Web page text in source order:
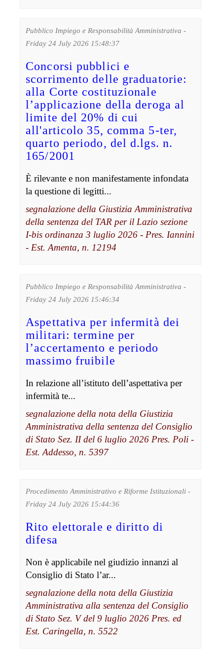
Pubblico Impiego e Responsabilità Amministrativa -
Friday 24 July 2026 15:48:37
Concorsi pubblici e
scorrimento delle graduatorie:
alla Corte costituzionale
l’applicazione della deroga al
limite del 20% di cui
all'articolo 35, comma 5-ter,
quarto periodo, del d.lgs. n.
165/2001
È rilevante e non manifestamente infondata
la questione di legitti...
segnalazione della Giustizia Amministrativa
della sentenza del TAR per il Lazio sezione
I-bis ordinanza 3 luglio 2026 - Pres. Iannini
- Est. Amenta, n. 12194
Pubblico Impiego e Responsabilità Amministrativa -
Friday 24 July 2026 15:46:34
Aspettativa per infermità dei
militari: termine per
l’accertamento e periodo
massimo fruibile
In relazione all’istituto dell’aspettativa per
infermità te...
segnalazione della nota della Giustizia
Amministrativa della sentenza del Consiglio
di Stato Sez. II del 6 luglio 2026 Pres. Poli -
Est. Addesso, n. 5397
Procedimento Amministrativo e Riforme Istituzionali -
Friday 24 July 2026 15:44:36
Rito elettorale e diritto di
difesa
Non è applicabile nel giudizio innanzi al
Consiglio di Stato l’ar...
segnalazione della nota della Giustizia
Amministrativa alla sentenza del Consiglio
di Stato Sez. V del 9 luglio 2026 Pres. ed
Est. Caringella, n. 5522